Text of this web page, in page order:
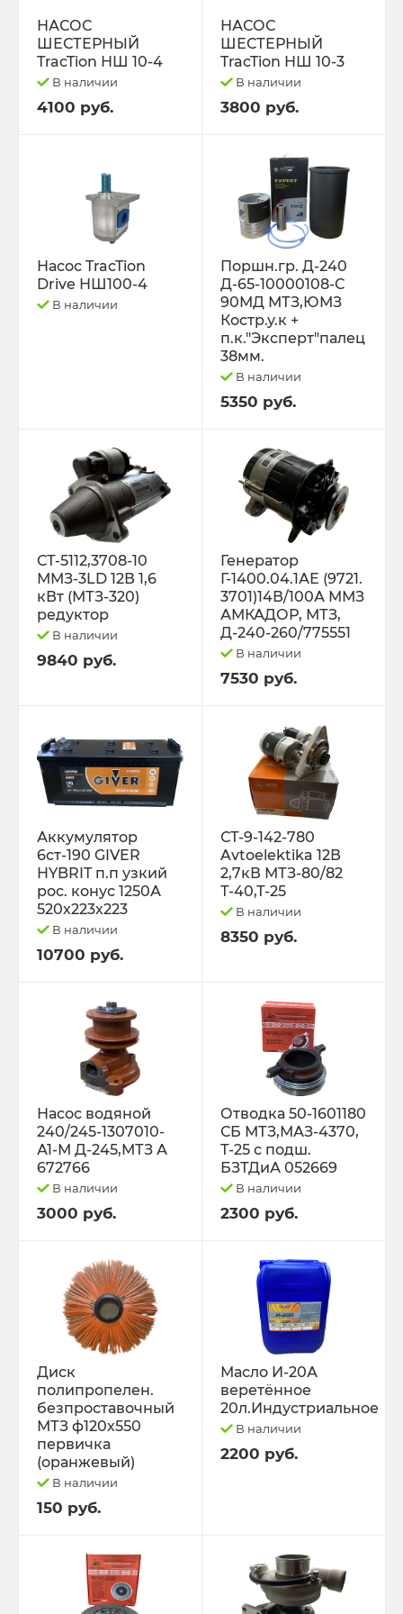
НАСОС
ШЕСТЕРНЫЙ
TracTion НШ 10-4
В наличии
4100 руб.
НАСОС
ШЕСТЕРНЫЙ
TracTion НШ 10-3
В наличии
3800 руб.
Насос TracTion
Drive НШ100-4
В наличии
Поршн.гр. Д-240
Д-65-10000108-С
90МД МТЗ,ЮМЗ
Костр.у.к +
п.к."Эксперт"палец
38мм.
В наличии
5350 руб.
СТ-5112,3708-10
ММЗ-3LD 12В 1,6
кВт (МТЗ-320)
редуктор
В наличии
9840 руб.
Генератор
Г-1400.04.1АЕ (9721.
3701)14В/100А ММЗ
АМКАДОР, МТЗ,
Д-240-260/775551
В наличии
7530 руб.
Аккумулятор
6ст-190 GIVER
HYBRIT п.п узкий
рос. конус 1250А
520х223х223
В наличии
10700 руб.
СТ-9-142-780
Avtoelektika 12В
2,7кВ МТЗ-80/82
Т-40,Т-25
В наличии
8350 руб.
Насос водяной
240/245-1307010-
А1-М Д-245,МТЗ А
672766
В наличии
3000 руб.
Отводка 50-1601180
СБ МТЗ,МАЗ-4370,
Т-25 с подш.
БЗТДиА 052669
В наличии
2300 руб.
Диск
полипропелен.
безпроставочный
МТЗ ф120х550
первичка
(оранжевый)
В наличии
150 руб.
Масло И-20А
веретённое
20л.Индустриальное
В наличии
2200 руб.
Свободный код
СЕЛЬХОЗ-МАШИНЫ
ТО-49 , ТО-30. ТО-28
ТОПЛИВОПРОВОДЫ.
Трактор ДТ-175 (ВОЛГАРЬ). ВТ-100
Трактор ДТ-75,Т-4,ТДТ-55 дв.А-41/01,
Трактор К-701 К-744 К-702
Трактор МТЗ-1221 1522 1523 1025 2022.3
Д-260
Трактор МТЗ-320
Трактор МТЗ-82 Д-243 Д-245
Трактор Т-130,170
Трактор Т-25,Т-16 Т-30 Т-45 Т-2048
Трактор Т-40, ЛТЗ-55/60 (Д-144)
Трактор Т-70С
Трактор ЮМЗ-6
ТУРБОКОМПРЕССОРЫ
ФОРС., ПЛУНЖ. ПАРА ,КЛАП. ПАРА,
ПОМПЫ, НАСОС ПОДКА
ЭЛЕКТРООБОРУДОВАНИЕ
ЭО-3323, ЭО-2621 ПЭА-1 ТО-49,702,
ЕК-12,14, ДЭК-251